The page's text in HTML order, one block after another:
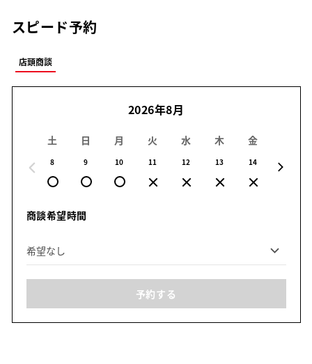
スピード予約
店頭商談
2026年8月
土
8
日
9
月
10
火
11
水
12
木
13
金
14
商談希望時間
予約する